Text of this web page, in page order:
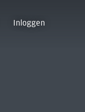
Inloggen